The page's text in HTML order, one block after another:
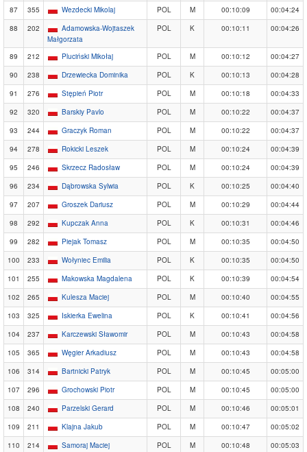
87
355 Wezdecki Mikolaj POL M 00:10:09
00:04:24
88
202
Adamowska-Wojtaszek
Małgorzata
POL K 00:10:11 00:04:26
89 212 Pluciński Mikołaj POL M 00:10:12
00:04:27
90
238 Drzewiecka Dominika POL K 00:10:13
00:04:28
91
276 Stępień Piotr POL M 00:10:18
00:04:33
92
320 Barskiy Pavlo POL M 00:10:22
00:04:37
93
244 Graczyk Roman POL M 00:10:22
00:04:37
94
278 Rokicki Leszek POL M 00:10:24
00:04:39
95
246 Skrzecz Radosław POL M 00:10:24
00:04:39
96
234 Dąbrowska Sylwia POL K 00:10:25
00:04:40
97
207 Groszek Dariusz POL M 00:10:29
00:04:44
98
292 Kupczak Anna POL K 00:10:31
00:04:46
99
282 Piejak Tomasz POL M 00:10:35
00:04:50
100
233 Wołyniec Emilia POL K 00:10:35
00:04:50
101
255 Makowska Magdalena POL K 00:10:39
00:04:54
102
265 Kulesza Maciej POL M 00:10:40
00:04:55
103
325 Iskierka Ewelina POL K 00:10:41
00:04:56
104
237 Karczewski Sławomir POL M 00:10:43
00:04:58
105
365 Węgier Arkadiusz POL M 00:10:43
00:04:58
106
314 Bartnicki Patryk POL M 00:10:45
00:05:00
107
296 Grochowski Piotr POL M 00:10:45
00:05:00
108
240 Parzelski Gerard POL M 00:10:46
00:05:01
109
211 Klajna Jakub POL M 00:10:47
00:05:02
110
214 Samoraj Maciej POL M 00:10:48
00:05:03